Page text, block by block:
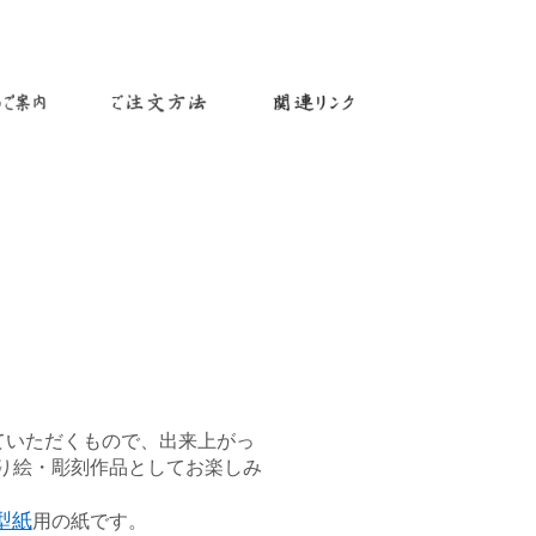
ただくもので、出来上がっ
絵・彫刻作品としてお楽しみ
紙用の紙です。